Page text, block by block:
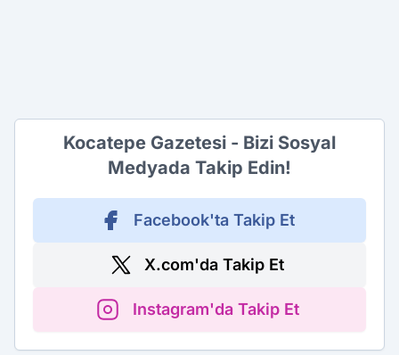
Kocatepe Gazetesi - Bizi Sosyal
Medyada Takip Edin!
Facebook'ta Takip Et
X.com'da Takip Et
Instagram'da Takip Et